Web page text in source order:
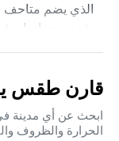
الذي يضم متاحف
يقع نهر هرازدان
المفتوحة
قارن طقس
ابحث عن أي مدينة
الحرارة والظروف